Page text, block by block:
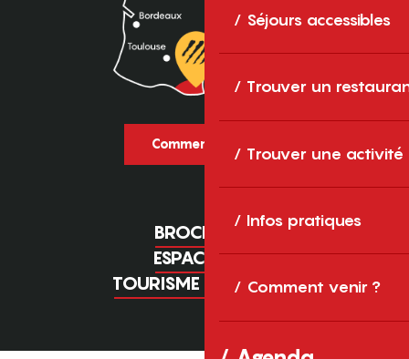
Séjours accessibles
Trouver un
Trouver une activité
Infos pratiques
Comment venir ?
Comment venir ?
BROCHURES
ESPACE PRO
TOURISME D'AFFAIRES